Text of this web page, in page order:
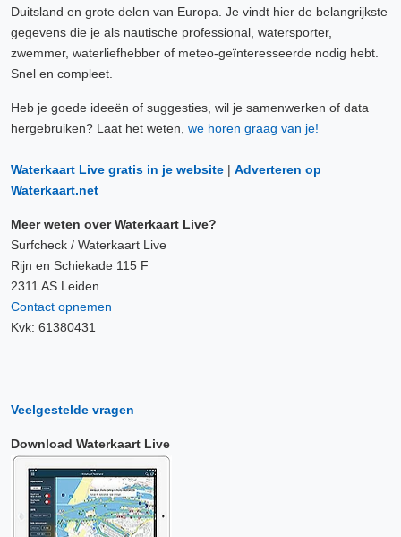
Duitsland en grote delen van Europa. Je vindt hier de belangrijkste
gegevens die je als nautische professional, watersporter,
zwemmer, waterliefhebber of meteo-geïnteresseerde nodig hebt.
Snel en compleet.
Heb je goede ideeën of suggesties, wil je samenwerken of data
hergebruiken? Laat het weten, we horen graag van je!
Waterkaart Live gratis in je website | Adverteren op
Waterkaart.net
Meer weten over Waterkaart Live?
Surfcheck / Waterkaart Live
Rijn en Schiekade 115 F
2311 AS Leiden
Contact opnemen
Kvk: 61380431
Veelgestelde vragen
Download Waterkaart Live